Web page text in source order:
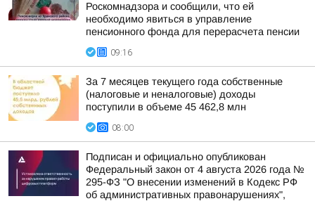
Роскомнадзора и сообщили, что ей
необходимо явиться в управление
пенсионного фонда для перерасчета пенсии
09:16
За 7 месяцев текущего года собственные
(налоговые и неналоговые) доходы
поступили в объеме 45 462,8 млн
08:00
Подписан и официально опубликован
Федеральный закон от 4 августа 2026 года №
295-ФЗ "О внесении изменений в Кодекс РФ
об административных правонарушениях",